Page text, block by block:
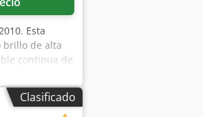
Esta
brillo de alta
continua de
3-1350 que
avance de la
constante:
Clasificado